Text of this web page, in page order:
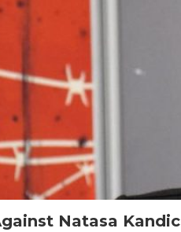
Natasa